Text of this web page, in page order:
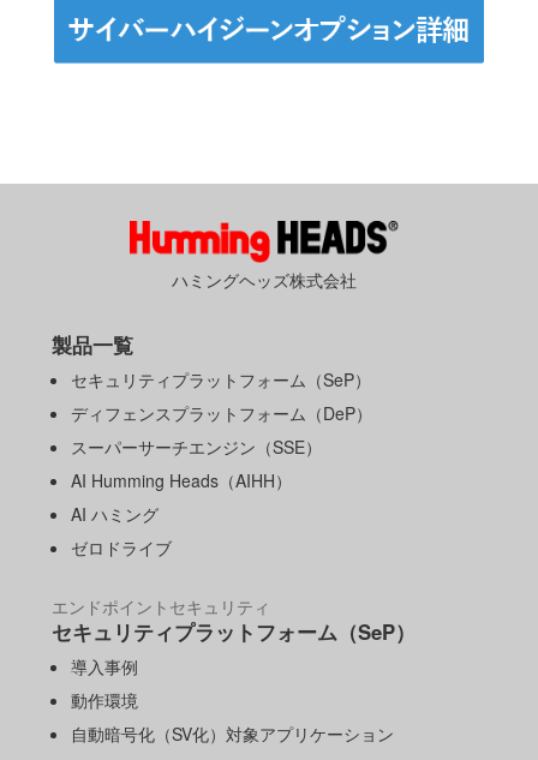
ハミングヘッズ株式会社
製品一覧
セキュリティプラットフォーム（SeP）
ディフェンスプラットフォーム（DeP）
スーパーサーチエンジン（SSE）
AI Humming Heads（AIHH）
AI ハミング
ゼロドライブ
エンドポイントセキュリティ
セキュリティプラットフォーム（SeP）
導入事例
動作環境
自動暗号化（SV化）対象アプリケーション